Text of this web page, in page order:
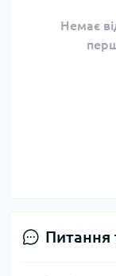
Немає
Питання